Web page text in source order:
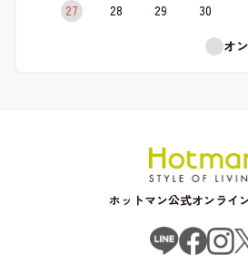
27
28 29
30
オ
ホットマン公式オンライ